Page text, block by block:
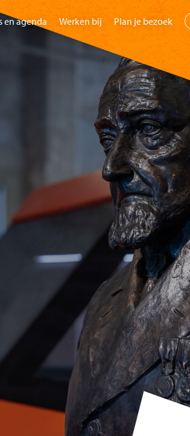
en agenda Werken bij Plan je bezoek
BezoekenGroepenKidsEducatie